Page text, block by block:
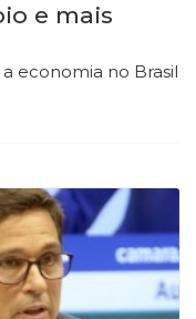
e mais
economia no Brasil